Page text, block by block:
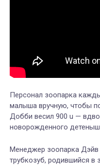
Персонал зоопарка
малыша вручную, чтобы
Добби весил 900 u —
новорожденного
Менеджер зоопарка Дэйв
трубкозуб, родившийся в